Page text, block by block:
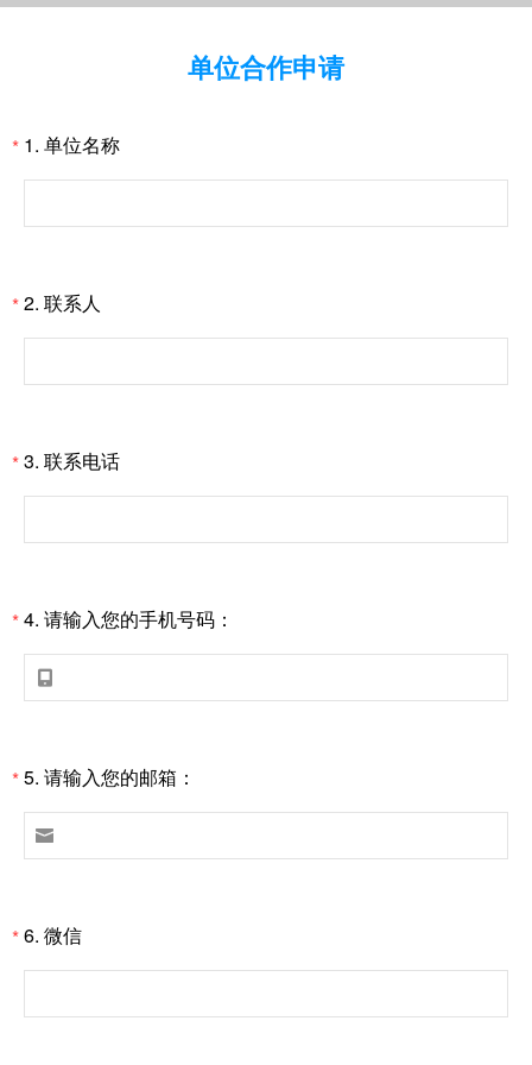
单位合作申请
* 1. 单位名称
*2. 联系人
*3. 联系电话
*4. 请输入您的手机号码：

*5. 请输入您的邮箱：

*6. 微信